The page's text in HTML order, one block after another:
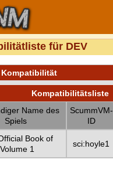
für DEV
Kompatibilität
Kompatibilitätsliste
Name des
Spiels
ScummVM-
ID
Book of
1
sci:hoyle1